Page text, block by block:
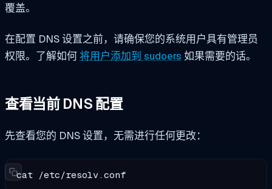
覆盖。
在配置 DNS 设置之前，请确保您的系统用户具有管理员
权限。了解如何 将用户添加到 sudoers 如果需要的话。
查看当前 DNS 配置
先查看您的 DNS 设置，无需进行任何更改：
cat /etc/resolv.conf